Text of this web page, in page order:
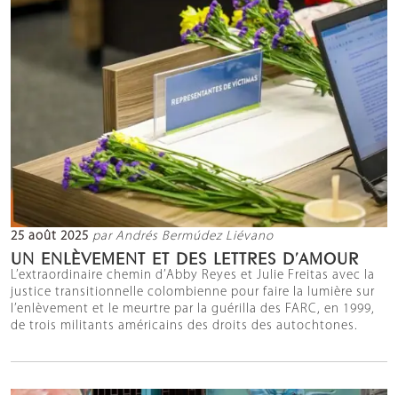
25 août 2025 par Andrés Bermúdez Liévano
UN ENLÈVEMENT ET DES LETTRES D’AMOUR
L’extraordinaire chemin d’Abby Reyes et Julie Freitas avec la
justice transitionnelle colombienne pour faire la lumière sur
l’enlèvement et le meurtre par la guérilla des FARC, en 1999,
de trois militants américains des droits des autochtones.